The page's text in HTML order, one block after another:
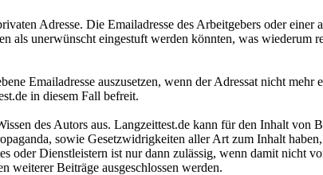
Adresse. Die Emailadresse des Arbeitgebers oder
als unerwünscht eingestuft werden könnten, was wiederum
Emailadresse auszusetzen, wenn der Adressat nicht
in diesem Fall befreit.
des Autors aus. Langzeittest.de kann für den Inhalt von
sowie Gesetzwidrigkeiten aller Art zum Inhalt
oder Dienstleistern ist nur dann zulässig, wenn damit nicht
weiterer Beiträge ausgeschlossen werden.